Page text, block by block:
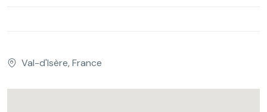
Val-d'Isère, France